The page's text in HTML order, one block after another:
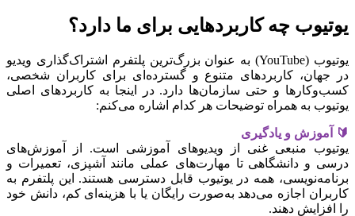
یوتیوب چه کاربردهایی برای ما دارد؟
یوتیوب (YouTube) به عنوان بزرگ‌ترین پلتفرم اشتراک‌گذاری ویدیو
در جهان، کاربردهای متنوع و گسترده‌ای برای کاربران شخصی،
کسب‌وکارها و حتی سازمان‌ها دارد. در اینجا به کاربردهای اصلی
یوتیوب به همراه توضیحات هر کدام اشاره می‌کنم:
🔰 آموزش و یادگیری
یوتیوب منبعی غنی از ویدیوهای آموزشی است. از آموزش‌های
درسی و دانشگاهی تا مهارت‌های عملی مانند آشپزی، تعمیرات و
برنامه‌نویسی، همه در یوتیوب قابل دسترسی هستند. این پلتفرم به
کاربران اجازه می‌دهد به‌صورت رایگان یا با هزینه‌ای کم، دانش خود
را افزایش دهند.